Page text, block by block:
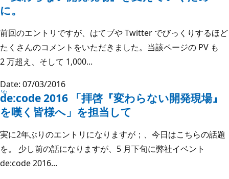
に。
前回のエントリですが、はてブや Twitter でびっくりするほど
たくさんのコメントをいただきました。当該ページの PV も
2 万超え、そして 1,000...
Date: 07/03/2016
de:code 2016 「拝啓『変わらない開発現場』
を嘆く皆様へ」を担当して
実に2年ぶりのエントリになりますが；、今日はこちらの話題
を。 少し前の話になりますが、5 月下旬に弊社イベント
de:code 2016...